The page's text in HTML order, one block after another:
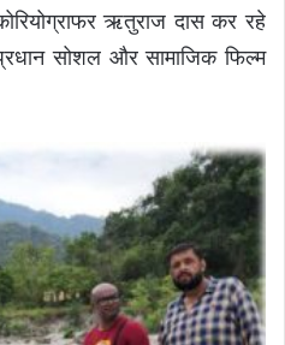
ऋतुराज दास कर रहे
सोशल और सामाजिक फिल्म